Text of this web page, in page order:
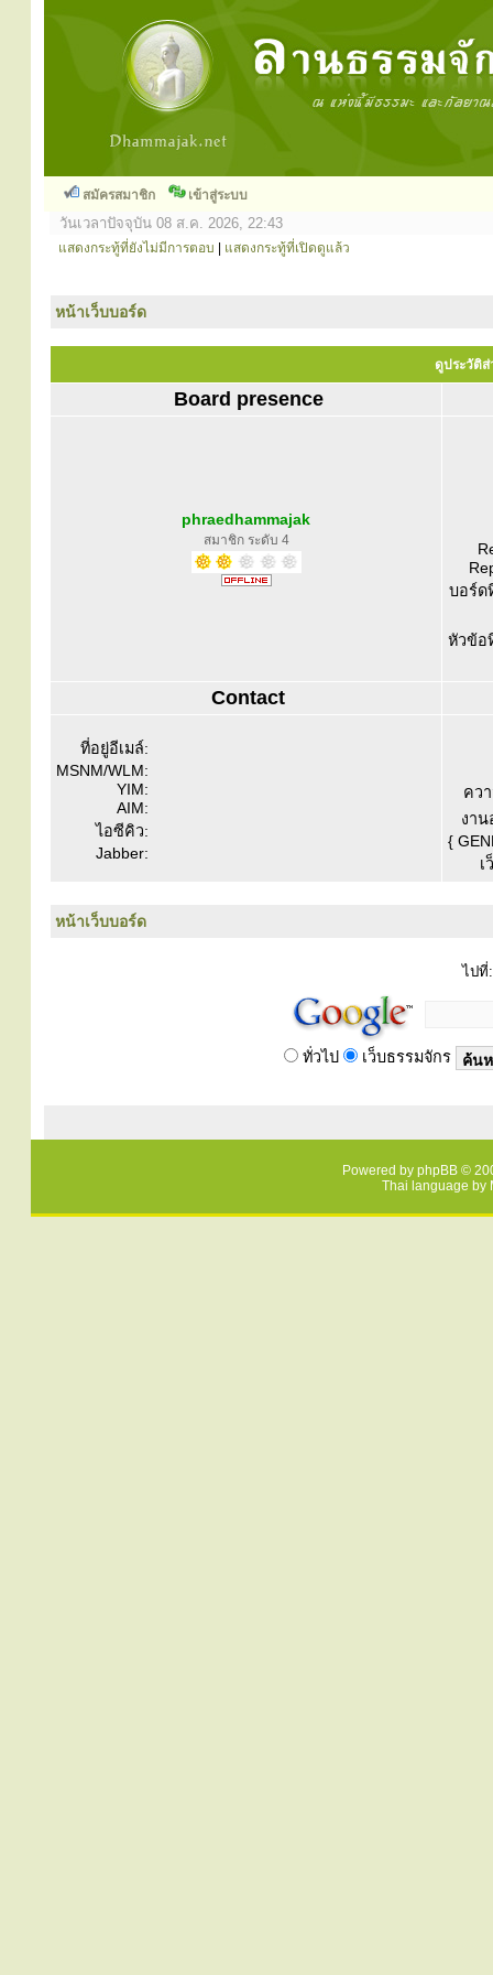
สมัครสมาชิก เข้าสู่ระบบ
วันเวลาปัจจุบัน 08 ส.ค. 2026, 22:43
แสดงกระทู้ที่ยังไม่มีการตอบ แสดงกระทู้ที่เปิดดูแล้ว
หน้าเว็บบอร์ด
ดูประวัติ
Board presence
phraedhammajak
สมาชิก ระดับ 4
บอร์ด
หัวข้อ
Contact
ที่อยู่อีเมล์:
MSNM/WLM:
YIM:
AIM:
ไอซีคิว:
Jabber:
คว
งาน
{
เ
หน้าเว็บบอร์ด
ไปที่:
ทั่วไป เว็บธรรมจักร
Powered by phpBB ©
Thai language by